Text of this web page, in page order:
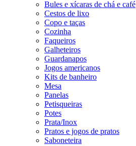
Bules e xícaras de chá e café
Cestos de lixo
Copo e taças
Cozinha
Faqueiros
Galheteiros
Guardanapos
Jogos americanos
Kits de banheiro
Mesa
Panelas
Petisqueiras
Potes
Prata/Inox
Pratos e jogos de pratos
Saboneteira